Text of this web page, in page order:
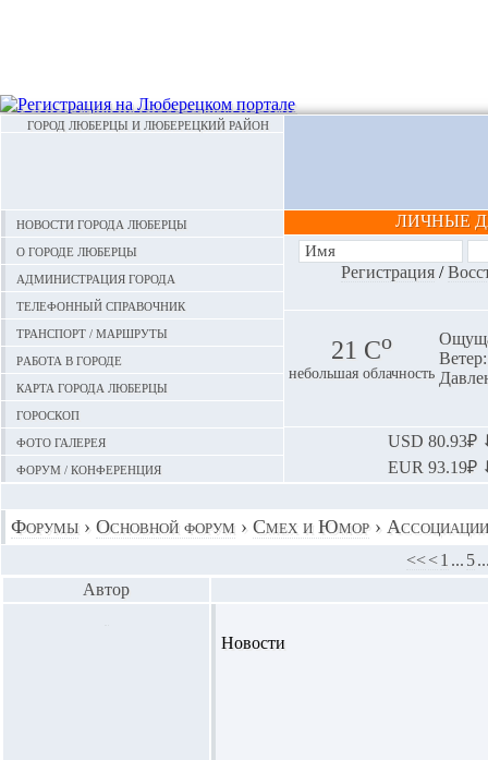
ГОРОД ЛЮБЕРЦЫ И ЛЮБЕРЕЦКИЙ РАЙОН
Новости города Люберцы
О городе Люберцы
Администрация города
Телефонный справочник
Транспорт / маршруты
Работа в городе
Карта города Люберцы
Гороскоп
Фото галерея
Форум / конференция
ЛИЧНЫЕ
Регистрация/
21 Сo
небольшая облачность
USD 80.93₽
EUR 93.19₽
Форумы › Основной форум › Смех и Юмор › Ассоциации
<<<1 ... 5
Автор
Новости